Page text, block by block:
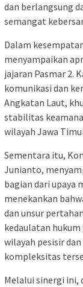
dan berlangsung
semangat
Dalam
menyampaikan
jajaran Pasmar 2.
komunikasi dan
Angkatan Laut,
stabilitas
wilayah Jawa
Sementara itu,
Junianto,
bagian dari upaya
menekankan
dan unsur
kedaulatan
wilayah pesisir
kompleksitas
Melalui sinergi ini,